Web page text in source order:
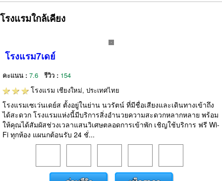
โรงแรมใกล้เคียง
โรงแรม7เดย์
คะแนน : 7.6 รีวิว : 154
โรงแรม เชียงใหม่, ประเทศไทย
โรงแรมเซเว่นเดย์ส ตั้งอยู่ในย่าน นวรัตน์ ที่มีชื่อเสียงและเดินทางเข้าถึง
ได้สะดวก โรงแรมแห่งนี้มีบริการสิ่งอำนวยความสะดวกหลากหลาย พร้อม
ให้คุณได้สัมผัสช่วงเวลาแสนวิเศษตลอดการเข้าพัก เชิญใช้บริการ ฟรี Wi-
Fi ทุกห้อง แผนกต้อนรับ 24 ชั่...